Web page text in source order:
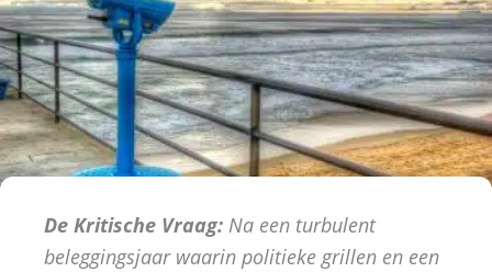
De Kritische Vraag: Na een turbulent
beleggingsjaar waarin politieke grillen en een